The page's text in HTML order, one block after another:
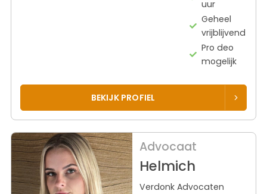
uur
Geheel
vrijblijvend
Pro deo
mogelijk
BEKIJK PROFIEL
Advocaat
Helmich
Verdonk Advocaten